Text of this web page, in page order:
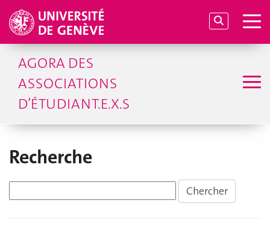
AGORA DES
ASSOCIATIONS
D’ÉTUDIANT.E.X.S
Recherche